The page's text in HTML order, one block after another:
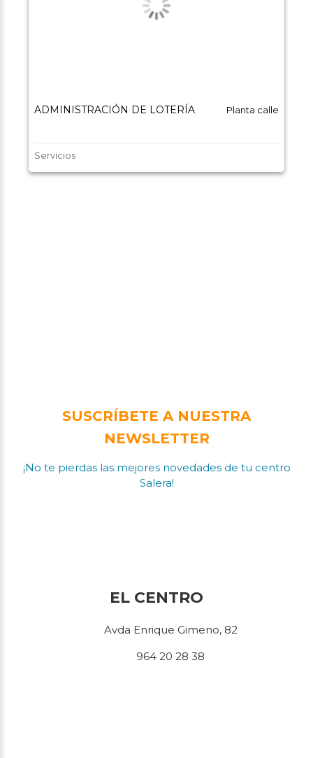
ADMINISTRACIÓN DE LOTERÍA Planta calle
Servicios
SUSCRÍBETE A NUESTRA
NEWSLETTER
¡No te pierdas las mejores novedades de tu centro
Salera!
EL CENTRO
Avda Enrique Gimeno, 82
964 20 28 38